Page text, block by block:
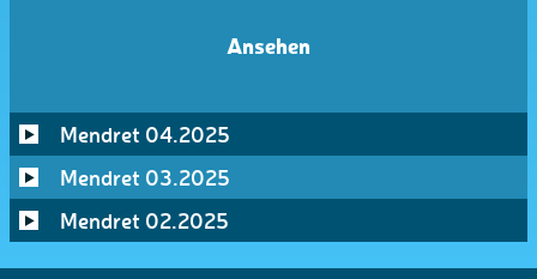
Ansehen
Mendret 04.2025
Mendret 03.2025
Mendret 02.2025